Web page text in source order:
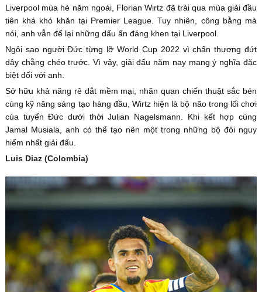
Liverpool mùa hè năm ngoái, Florian Wirtz đã trải qua mùa giải đầu
tiên khá khó khăn tại Premier League. Tuy nhiên, công bằng mà
nói, anh vẫn để lại những dấu ấn đáng khen tại Liverpool.
Ngôi sao người Đức từng lỡ World Cup 2022 vì chấn thương đứt
dây chằng chéo trước. Vì vậy, giải đấu năm nay mang ý nghĩa đặc
biệt đối với anh.
Sở hữu khả năng rê dắt mềm mại, nhãn quan chiến thuật sắc bén
cùng kỹ năng sáng tạo hàng đầu, Wirtz hiện là bộ não trong lối chơi
của tuyển Đức dưới thời Julian Nagelsmann. Khi kết hợp cùng
Jamal Musiala, anh có thể tạo nên một trong những bộ đôi nguy
hiểm nhất giải đấu.
Luis Diaz (Colombia)